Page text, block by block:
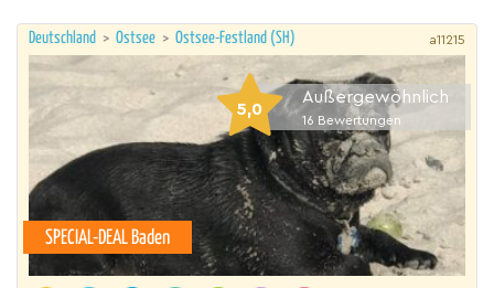
Deutschland > Ostsee > Ostsee-Festland (SH) a11215
5,0
Außergewöhnlich
16 Bewertungen
SPECIAL-DEAL Baden